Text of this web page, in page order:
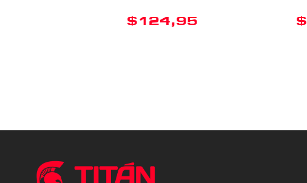
$124,95 $